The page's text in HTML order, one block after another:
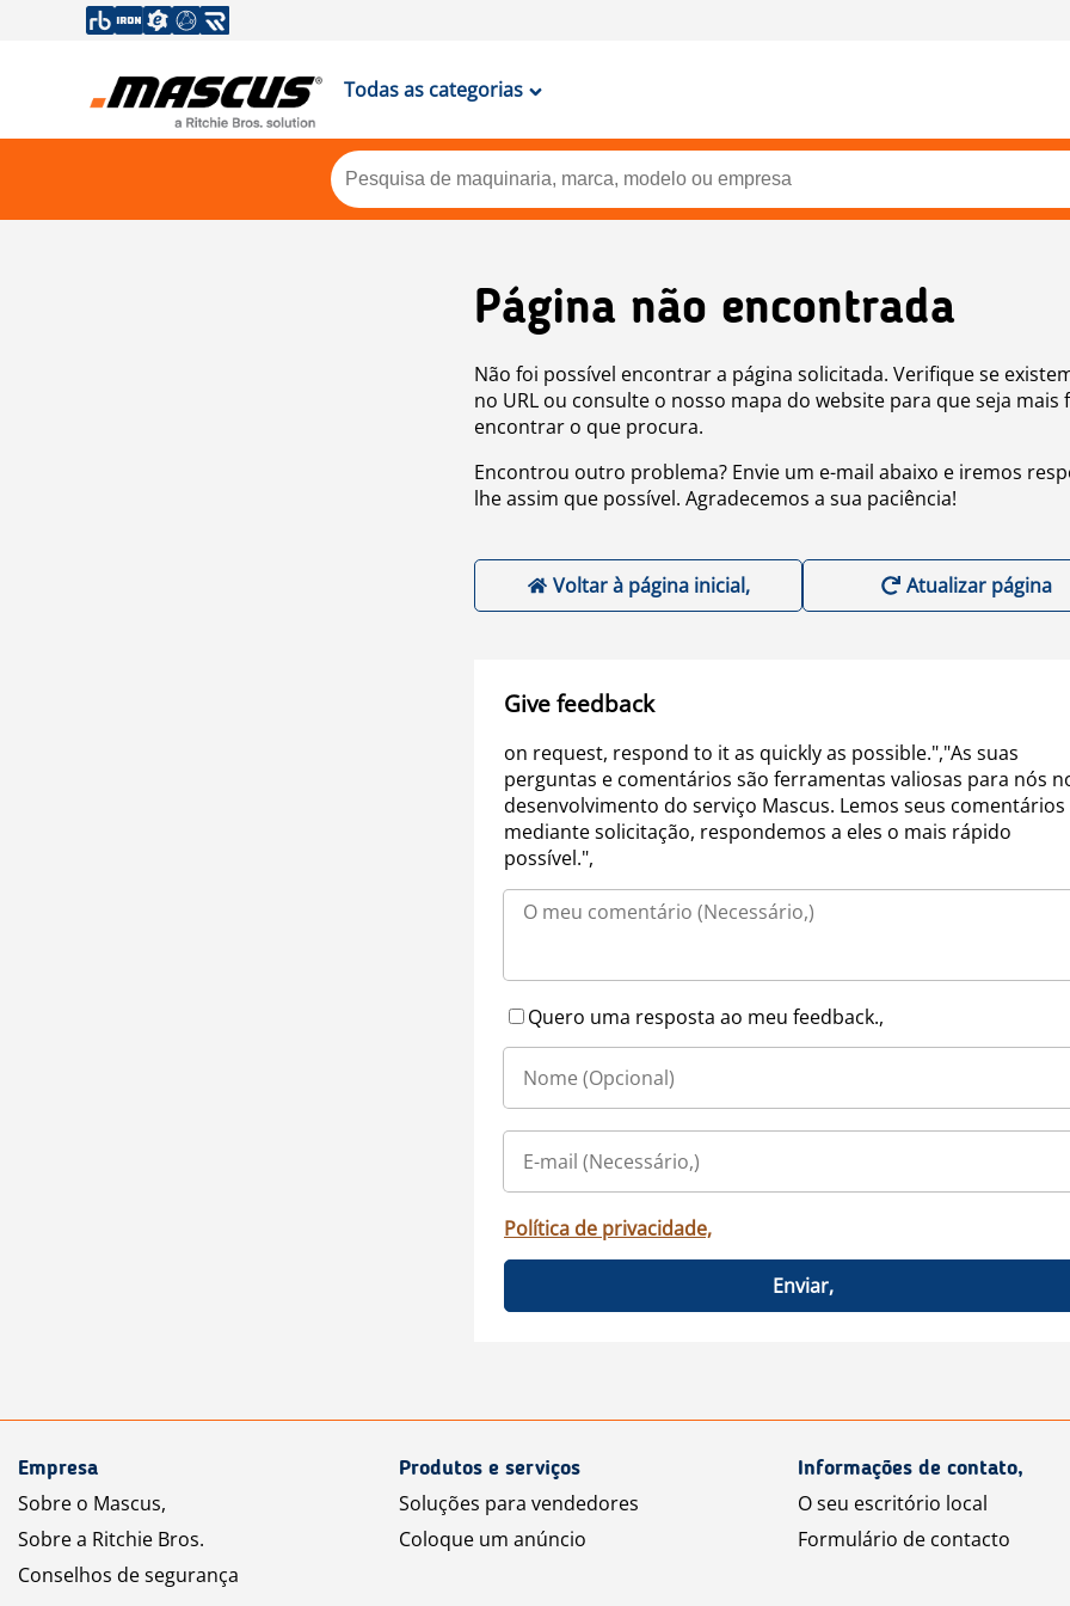
Todas as categorias
Página não encontrada
Não foi possível encontrar a página solicitada. Verifique se
no URL ou consulte o nosso mapa do website para que seja mais
encontrar o que procura.
Encontrou outro problema? Envie um e-mail abaixo e iremos
lhe assim que possível. Agradecemos a sua paciência!
Voltar à página inicial, Atualizar página
Give feedback
on request, respond to it as quickly as possible.","As suas
perguntas e comentários são ferramentas valiosas para nós
desenvolvimento do serviço Mascus. Lemos seus comentários
mediante solicitação, respondemos a eles o mais rápido
possível.",
Quero uma resposta ao meu feedback.,
Política de privacidade,
Enviar,
Empresa
Sobre o Mascus,
Sobre a Ritchie Bros.
Conselhos de segurança
Produtos e serviços
Soluções para vendedores
Coloque um anúncio
Informações de contato,
O seu escritório local
Formulário de contacto